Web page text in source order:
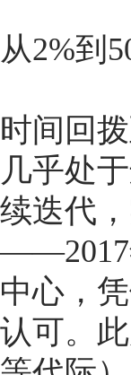
从2%到
时间回
几乎处
续迭代
——2017
中心，
认可。